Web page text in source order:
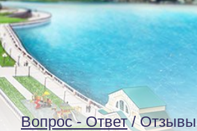
Вопрос - Ответ/ Отзывы